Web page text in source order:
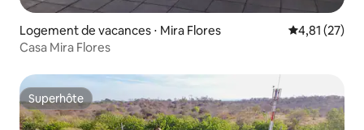
Logement de vacances ⋅ Mira Flores Évaluation
4,81 (27)
Casa Mira Flores
Superhôte
Superhôte